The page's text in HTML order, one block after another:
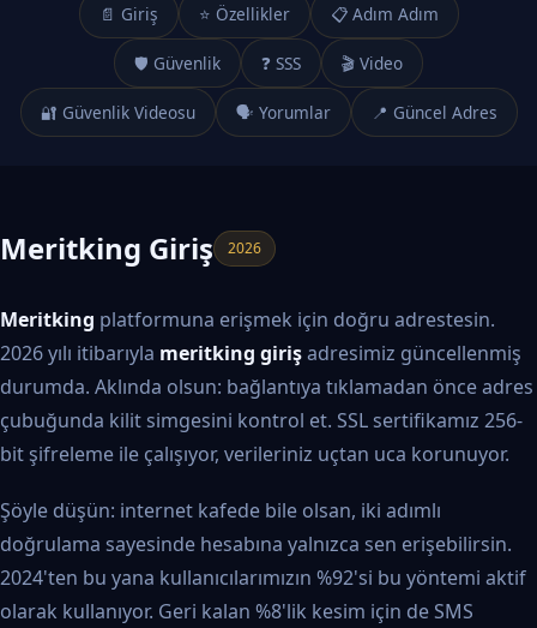
📄 Giriş ⭐ Özellikler 📋 Adım Adım
🛡️ Güvenlik ❓ SSS 🎬 Video
🔐 Güvenlik Videosu 🗣️ Yorumlar 📍 Güncel Adres
Meritking Giriş 2026
Meritking platformuna erişmek için doğru adrestesin.
2026 yılı itibarıyla meritking girişadresimiz güncellenmiş
durumda. Aklında olsun: bağlantıya tıklamadan önce adres
çubuğunda kilit simgesini kontrol et. SSL sertifikamız 256-
bit şifreleme ile çalışıyor, verileriniz uçtan uca korunuyor.
Şöyle düşün: internet kafede bile olsan, iki adımlı
doğrulama sayesinde hesabına yalnızca sen erişebilirsin.
2024'ten bu yana kullanıcılarımızın %92'si bu yöntemi aktif
olarak kullanıyor. Geri kalan %8'lik kesim için de SMS